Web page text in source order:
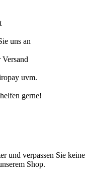
uns an
uvm.
gerne!
und verpassen Sie keine
Shop.